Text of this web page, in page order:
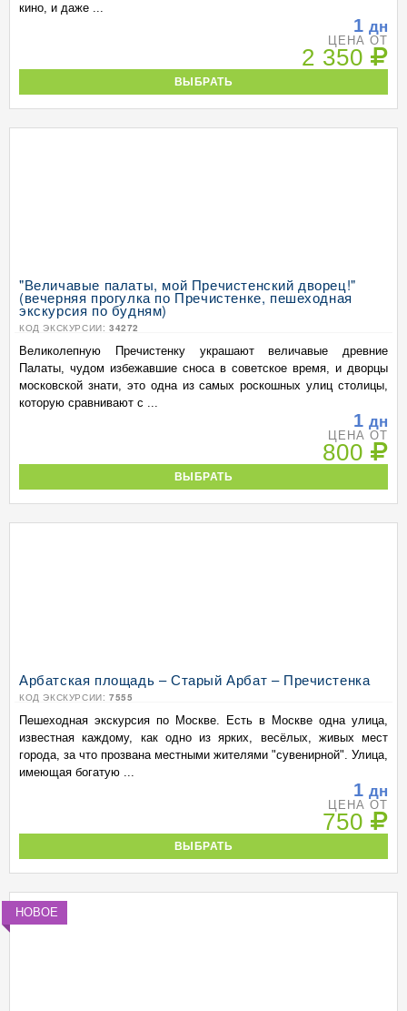
кино, и даже ...
1 дн
ЦЕНА ОТ
2 350
ВЫБРАТЬ
"Величавые палаты, мой Пречистенский дворец!"
(вечерняя прогулка по Пречистенке, пешеходная
экскурсия по будням)
КОД ЭКСКУРСИИ: 34272
Великолепную Пречистенку украшают величавые древние
Палаты, чудом избежавшие сноса в советское время, и дворцы
московской знати, это одна из самых роскошных улиц столицы,
которую сравнивают с ...
1 дн
ЦЕНА ОТ
800
ВЫБРАТЬ
Арбатская площадь – Старый Арбат – Пречистенка
КОД ЭКСКУРСИИ: 7555
Пешеходная экскурсия по Москве. Есть в Москве одна улица,
известная каждому, как одно из ярких, весёлых, живых мест
города, за что прозвана местными жителями "сувенирной". Улица,
имеющая богатую ...
1 дн
ЦЕНА ОТ
750
ВЫБРАТЬ
НОВОЕ